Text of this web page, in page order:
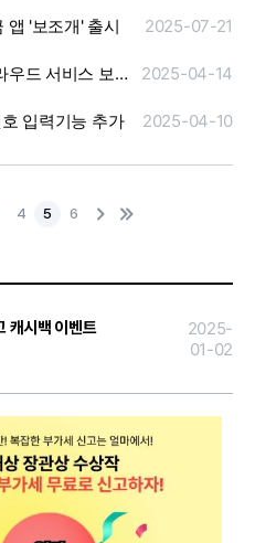
앱 '보조개' 출시 2025-07-21
아이퀘스트, ‘중소기업 클라우드 서비스 보급·확산 사업’ 공급기업 선정 2025-04-14
입력기능 추가 2025-04-10
4 5 6
다
음
마
지
이
캐시백 이벤트
2025-
01-02